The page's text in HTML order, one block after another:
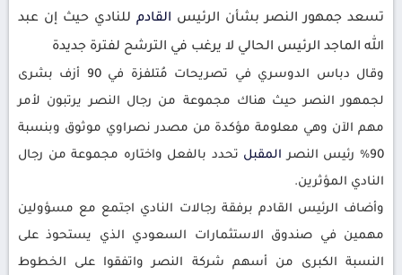
تسعد جمهور النصر بشأن الرئيس القادم للنادي حيث إن عبد
الله الماجد الرئيس الحالي لا يرغب في الترشح لفترة جديدة
وقال دباس الدوسري في تصريحات مُتلفزة في 90 أزف بشرى
لجمهور النصر حيث هناك مجموعة من رجال النصر يرتبون لأمر
مهم الآن وهي معلومة مؤكدة من مصدر نصراوي موثوق وبنسبة
90% رئيس النصر
المقبل تحدد بالفعل واختاره مجموعة من رجال
النادي المؤثرين.
وأضاف الرئيس القادم برفقة رجالات النادي اجتمع مع مسؤولين
مهمين في صندوق الاستثمارات السعودي الذي يستحوذ على
النسبة الكبرى من أسهم شركة النصر واتفقوا على الخطوط